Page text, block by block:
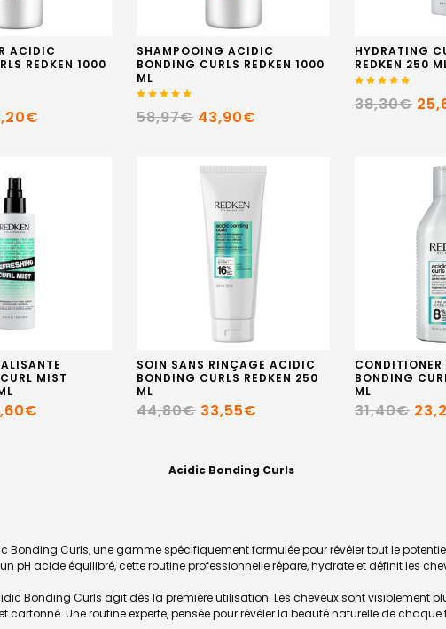
ACIDIC
REDKEN 1000
SHAMPOOING ACIDIC
BONDING CURLS REDKEN 1000
ML
58,97€ 43,90€
HYDRATING
REDKEN 250
38,30€
MIST
SOIN SANS RINÇAGE ACIDIC
BONDING CURLS REDKEN 250
ML
44,80€ 33,55€
BONDING
ML
31,40€
Acidic Bonding Curls
Bonding Curls, une gamme spécifiquement formulée pour révéler tout le
acide équilibré, cette routine professionnelle répare, hydrate et définit les
Bonding Curls agit dès la première utilisation. Les cheveux sont visiblement
Une routine experte, pensée pour révéler la beauté naturelle de